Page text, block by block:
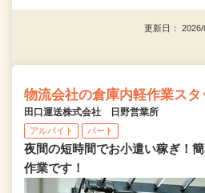
更新日：
物流会社の倉庫内軽作業スタ
田口運送株式会社 日野営業所
アルバイト パート
夜間の短時間でお小遣い稼ぎ！
作業です！